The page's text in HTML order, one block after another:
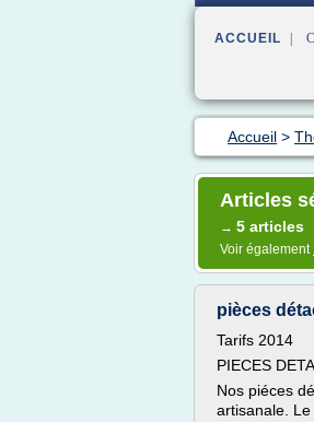
ACCUEIL |
Accueil >
Articles
→ 5 articles
Voir également
pièces
Tarifs 2014
PIECES
Nos piéces
artisanale. Le